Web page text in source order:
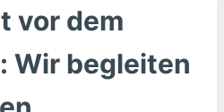
vor dem
Wir begleiten